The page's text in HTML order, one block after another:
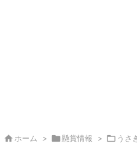
 ホーム > 懸賞情報 >  うさ